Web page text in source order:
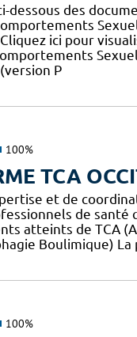
dessous des
ici pour
P
100%
TCA
et de
de santé
atteints de TCA
Boulimique)
100%